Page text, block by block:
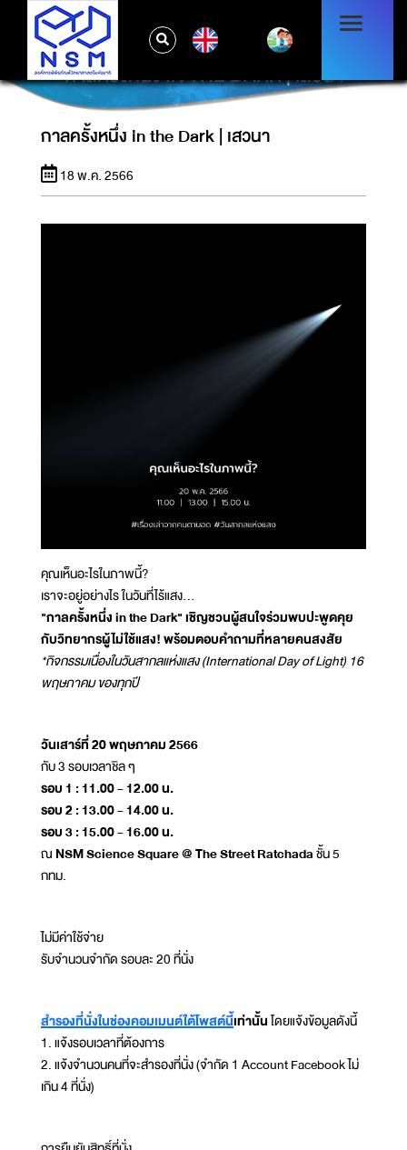
กาลครั้งหนึ่ง IN THE DARK | เสวนา
กาลครั้งหนึ่ง in the Dark | เสวนา
18 พ.ค. 2566
คุณเห็นอะไรในภาพนี้?
เราจะอยู่อย่างไร ในวันที่ไร้แสง...
"กาลครั้งหนึ่ง in the Dark" เชิญชวนผู้สนใจร่วมพบปะพูดคุย
กับวิทยากรผู้ไม่ใช้แสง! พร้อมตอบคำถามที่หลายคนสงสัย
*กิจกรรมเนื่องในวันสากลแห่งแสง (International Day of Light) 16
พฤษภาคม ของทุกปี
วันเสาร์ที่ 20 พฤษภาคม 2566
กับ 3 รอบเวลาชิล ๆ
รอบ 1 : 11.00 - 12.00 น.
รอบ 2 : 13.00 - 14.00 น.
รอบ 3 : 15.00 - 16.00 น.
ณNSM Science Square @ The Street Ratchadaชั้น 5
กทม.
ไม่มีค่าใช้จ่าย
รับจำนวนจำกัด รอบละ 20 ที่นั่ง
สำรองที่นั่งในช่องคอมเมนต์ใต้โพสต์นี้เท่านั้นโดยแจ้งข้อมูลดังนี้
1. แจ้งรอบเวลาที่ต้องการ
2. แจ้งจำนวนคนที่จะสำรองที่นั่ง (จำกัด 1 Account Facebook ไม่
เกิน 4 ที่นั่ง)